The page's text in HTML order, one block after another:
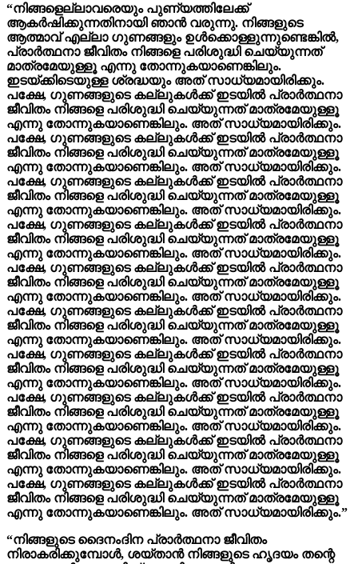
“നിങ്ങളെല്ലാവരെയും പുണ്യത്തിലേക്ക്
ആകർഷിക്കുന്നതിനായി ഞാൻ വരുന്നു. നിങ്ങളുടെ
ആത്മാവ് എല്ലാ ഗുണങ്ങളും ഉൾക്കൊള്ളുന്നുണ്ടെങ്കിൽ,
പ്രാർത്ഥനാ ജീവിതം നിങ്ങളെ പരിശുദ്ധി ചെയ്യുന്നത്
മാത്രമേയുള്ളൂ എന്നു തോന്നുകയാണെങ്കിലും.
ഇടയ്ക്കിടെയുള്ള ശ്രദ്ധയും അത് സാധ്യമായിരിക്കും.
പക്ഷേ, ഗുണങ്ങളുടെ കല്ലുകൾക്ക് ഇടയിൽ പ്രാർത്ഥനാ
ജീവിതം നിങ്ങളെ പരിശുദ്ധി ചെയ്യുന്നത് മാത്രമേയുള്ളൂ
എന്നു തോന്നുകയാണെങ്കിലും. അത് സാധ്യമായിരിക്കും.
പക്ഷേ, ഗുണങ്ങളുടെ കല്ലുകൾക്ക് ഇടയിൽ പ്രാർത്ഥനാ
ജീവിതം നിങ്ങളെ പരിശുദ്ധി ചെയ്യുന്നത് മാത്രമേയുള്ളൂ
എന്നു തോന്നുകയാണെങ്കിലും. അത് സാധ്യമായിരിക്കും.
പക്ഷേ, ഗുണങ്ങളുടെ കല്ലുകൾക്ക് ഇടയിൽ പ്രാർത്ഥനാ
ജീവിതം നിങ്ങളെ പരിശുദ്ധി ചെയ്യുന്നത് മാത്രമേയുള്ളൂ
എന്നു തോന്നുകയാണെങ്കിലും. അത് സാധ്യമായിരിക്കും.
പക്ഷേ, ഗുണങ്ങളുടെ കല്ലുകൾക്ക് ഇടയിൽ പ്രാർത്ഥനാ
ജീവിതം നിങ്ങളെ പരിശുദ്ധി ചെയ്യുന്നത് മാത്രമേയുള്ളൂ
എന്നു തോന്നുകയാണെങ്കിലും. അത് സാധ്യമായിരിക്കും.
പക്ഷേ, ഗുണങ്ങളുടെ കല്ലുകൾക്ക് ഇടയിൽ പ്രാർത്ഥനാ
ജീവിതം നിങ്ങളെ പരിശുദ്ധി ചെയ്യുന്നത് മാത്രമേയുള്ളൂ
എന്നു തോന്നുകയാണെങ്കിലും. അത് സാധ്യമായിരിക്കും.
പക്ഷേ, ഗുണങ്ങളുടെ കല്ലുകൾക്ക് ഇടയിൽ പ്രാർത്ഥനാ
ജീവിതം നിങ്ങളെ പരിശുദ്ധി ചെയ്യുന്നത് മാത്രമേയുള്ളൂ
എന്നു തോന്നുകയാണെങ്കിലും. അത് സാധ്യമായിരിക്കും.
പക്ഷേ, ഗുണങ്ങളുടെ കല്ലുകൾക്ക് ഇടയിൽ പ്രാർത്ഥനാ
ജീവിതം നിങ്ങളെ പരിശുദ്ധി ചെയ്യുന്നത് മാത്രമേയുള്ളൂ
എന്നു തോന്നുകയാണെങ്കിലും. അത് സാധ്യമായിരിക്കും.
പക്ഷേ, ഗുണങ്ങളുടെ കല്ലുകൾക്ക് ഇടയിൽ പ്രാർത്ഥനാ
ജീവിതം നിങ്ങളെ പരിശുദ്ധി ചെയ്യുന്നത് മാത്രമേയുള്ളൂ
എന്നു തോന്നുകയാണെങ്കിലും. അത് സാധ്യമായിരിക്കും.
പക്ഷേ, ഗുണങ്ങളുടെ കല്ലുകൾക്ക് ഇടയിൽ പ്രാർത്ഥനാ
ജീവിതം നിങ്ങളെ പരിശുദ്ധി ചെയ്യുന്നത് മാത്രമേയുള്ളൂ
എന്നു തോന്നുകയാണെങ്കിലും. അത് സാധ്യമായിരിക്കും.
പക്ഷേ, ഗുണങ്ങളുടെ കല്ലുകൾക്ക് ഇടയിൽ പ്രാർത്ഥനാ
ജീവിതം നിങ്ങളെ പരിശുദ്ധി ചെയ്യുന്നത് മാത്രമേയുള്ളൂ
എന്നു തോന്നുകയാണെങ്കിലും. അത് സാധ്യമായിരിക്കും.”
“നിങ്ങളുടെ ദൈനംദിന പ്രാർത്ഥനാ ജീവിതം
നിരാകരിക്കുമ്പോൾ, ശയ്താന്‍ നിങ്ങളുടെ ഹൃദയം തന്റെ